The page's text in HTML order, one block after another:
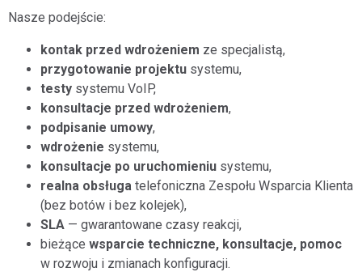
Nasze podejście:
kontak przed wdrożeniem ze specjalistą,
przygotowanie projektu systemu,
testy systemu VoIP,
konsultacje przed wdrożeniem,
podpisanie umowy,
wdrożenie systemu,
konsultacje po uruchomieniu systemu,
realna obsługa telefoniczna Zespołu Wsparcia Klienta
(bez botów i bez kolejek),
SLA — gwarantowane czasy reakcji,
bieżące wsparcie techniczne, konsultacje, pomoc
w rozwoju i zmianach konfiguracji.